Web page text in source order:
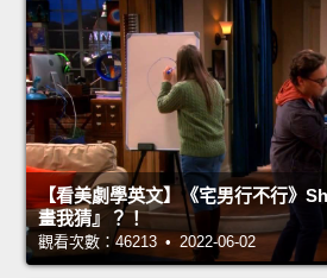
【看美劇學英文】《宅男行不行》
畫我猜』？！
觀看次數：46213 • 2022-06-02